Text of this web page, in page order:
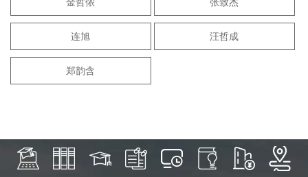
金哲侬 张致杰
连旭 汪哲成
郑韵含